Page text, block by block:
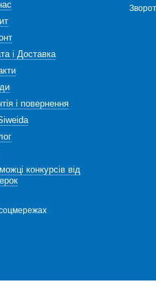
для морської риболовлі?
NORDFish або замовити
та 100% оригінальний
котушку Shimano під
в магазині VoblerOk.ua або
Запоріжжя та інші міста
і Доставка
і повернення
конкурсів від